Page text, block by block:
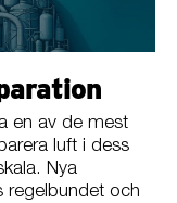
en av de mest
luft i dess
Nya
regelbundet och